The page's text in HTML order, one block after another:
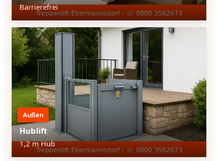
Barrierefrei
Außen
Hublift
1,2 m Hub